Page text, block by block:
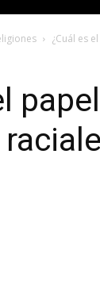
¿Cuál es